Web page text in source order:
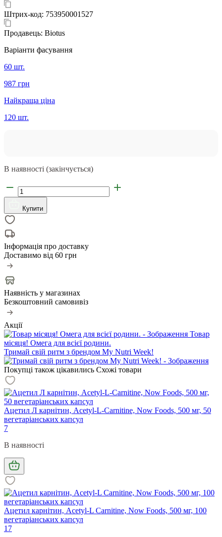
Штрих-код: 753950001527
Продавець: Biotus
Варіанти фасування
60 шт.
987 грн
Найкраща ціна
120 шт.
В наявності (закінчується)
Купити
Інформація про доставку
Доставимо від 60 грн
Наявність у магазинах
Безкоштовний самовивіз
Акції
Товар
місяця! Омега для всієї родини.
Тримай свій ритм з брендом My Nutri Week!
Покупці також цікавились Схожі товари
Ацетил Л карнітин, Acetyl-L-Carnitine, Now Foods, 500 мг, 50
вегетаріанських капсул
7
В наявності
Ацетил карнітин, Acetyl-L Carnitine, Now Foods, 500 мг, 100
вегетаріанських капсул
17